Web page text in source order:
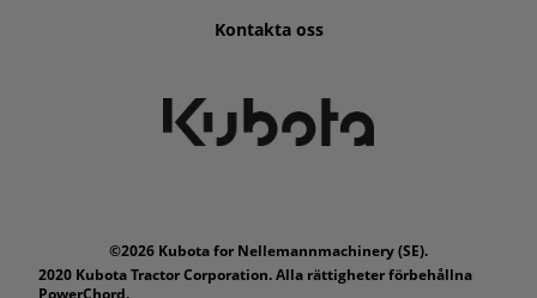
Kontakta oss
©2026 Kubota for Nellemannmachinery (SE).
2020 Kubota Tractor Corporation. Alla rättigheter förbehållna
PowerChord.